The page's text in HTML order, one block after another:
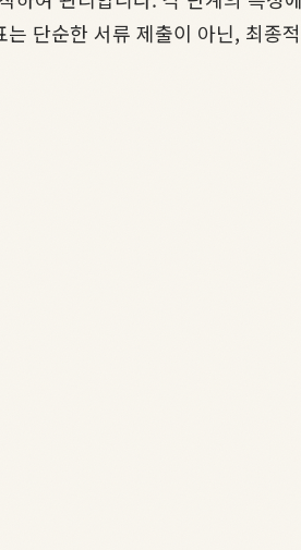
단순한 서류 제출이 아닌, 최종